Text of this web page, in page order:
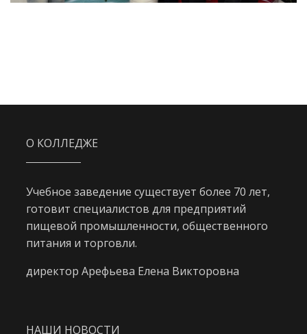
О КОЛЛЕДЖЕ
Учебное заведение существует более 70 лет,
готовит специалистов для предприятий
пищевой промышленности, общественного
питания и торговли.
директор Арефьева Елена Викторовна
НАШИ НОВОСТИ